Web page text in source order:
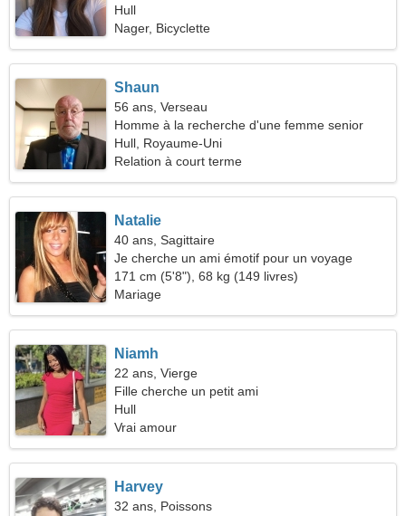
Hull
Nager, Bicyclette
Shaun
56 ans, Verseau
Homme à la recherche d'une femme senior
Hull, Royaume-Uni
Relation à court terme
Natalie
40 ans, Sagittaire
Je cherche un ami émotif pour un voyage
commun
171 cm (5'8"), 68 kg (149 livres)
Mariage
Niamh
22 ans, Vierge
Fille cherche un petit ami
Hull
Vrai amour
Harvey
32 ans, Poissons